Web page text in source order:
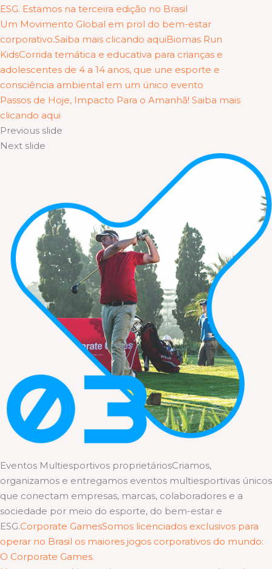
ESG. Estamos na terceira edição no Brasil
Um Movimento Global em prol do bem-estar
corporativo.Saiba mais clicando aquiBiomas Run
KidsCorrida temática e educativa para crianças e
adolescentes de 4 a 14 anos, que une esporte e
consciência ambiental em um único evento
Passos de Hoje, Impacto Para o Amanhã! Saiba mais
clicando aqui
Previous slide
Next slide
Eventos Multiesportivos proprietáriosCriamos,
organizamos e entregamos eventos multiesportivas únicos
que conectam empresas, marcas, colaboradores e a
sociedade por meio do esporte, do bem-estar e
ESG.Corporate GamesSomos licenciados exclusivos para
operar no Brasil os maiores jogos corporativos do mundo:
O Corporate Games.